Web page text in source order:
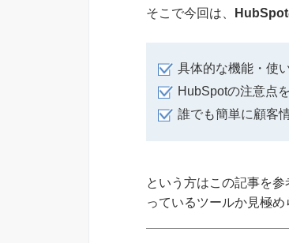
そこで今回は、
具体的な機能・使
HubSpotの注意点
誰でも簡単に顧客
という方はこの記事を
っているツールか見極め